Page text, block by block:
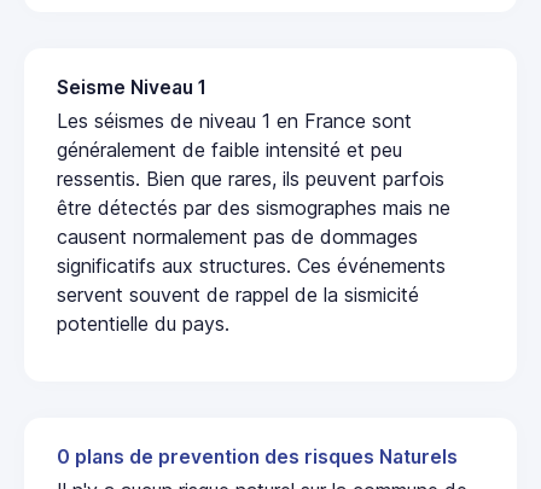
Seisme Niveau 1
Les séismes de niveau 1 en France sont
généralement de faible intensité et peu
ressentis. Bien que rares, ils peuvent parfois
être détectés par des sismographes mais ne
causent normalement pas de dommages
significatifs aux structures. Ces événements
servent souvent de rappel de la sismicité
potentielle du pays.
0 plans de prevention des risques Naturels